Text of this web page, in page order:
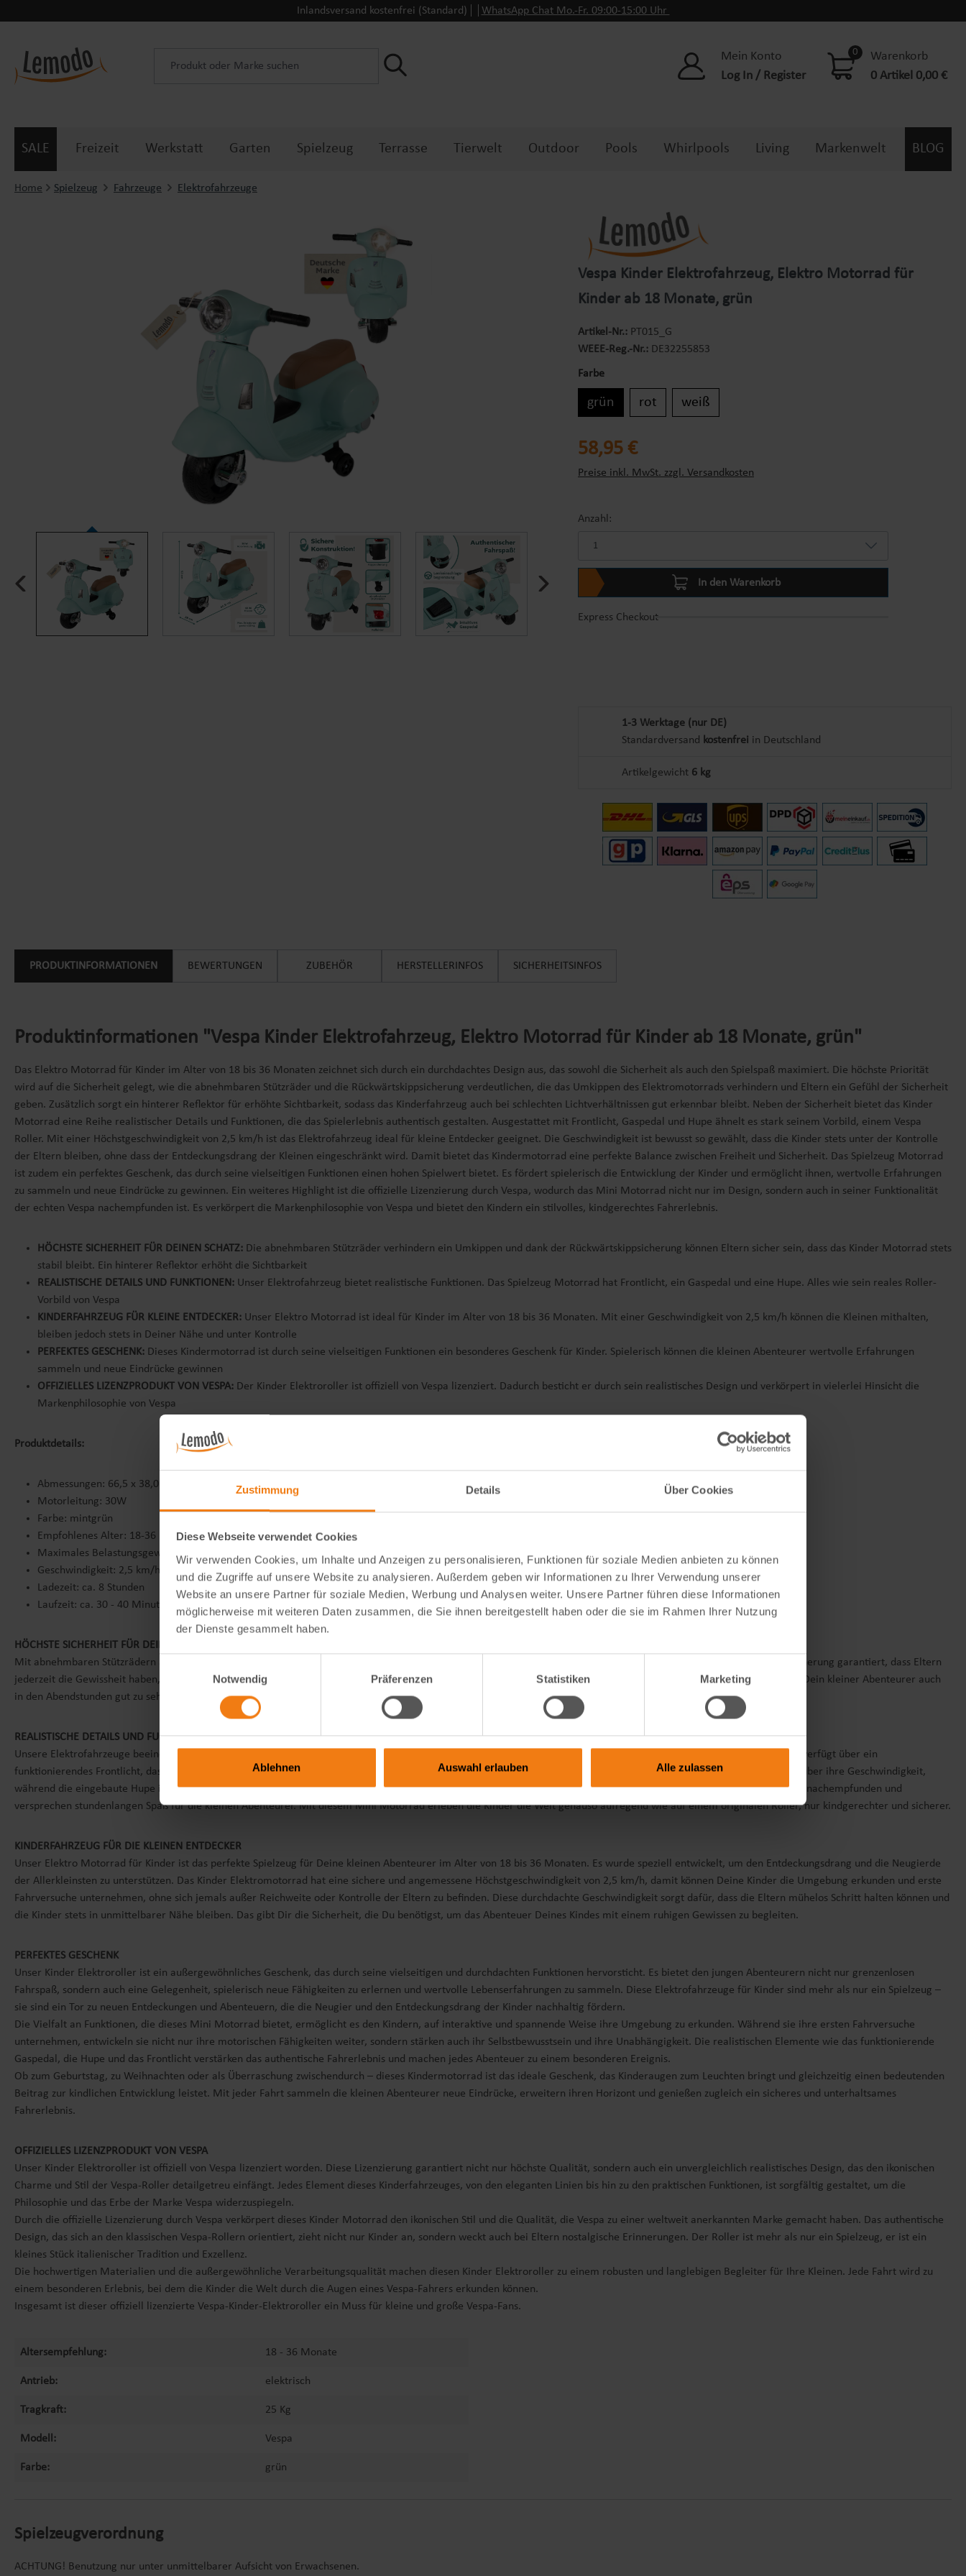
Zustimmung Details Über Cookies
Diese Webseite verwendet Cookies
Wir verwenden Cookies, um Inhalte und Anzeigen zu personalisieren, Funktionen für soziale Medien anbieten zu können
und die Zugriffe auf unsere Website zu analysieren. Außerdem geben wir Informationen zu Ihrer Verwendung unserer
Website an unsere Partner für soziale Medien, Werbung und Analysen weiter. Unsere Partner führen diese Informationen
möglicherweise mit weiteren Daten zusammen, die Sie ihnen bereitgestellt haben oder die sie im Rahmen Ihrer Nutzung
der Dienste gesammelt haben.
Notwendig
Präferenzen Statistiken Marketing
Ablehnen Auswahl erlauben Alle zulassen
Inlandsversand kostenfrei (Standard) WhatsApp Chat Mo.-Fr. 09:00-15:00 Uhr
Mein Konto
Log In / Register
0
Warenkorb
0 Artikel 0,00 €
SALE Freizeit Werkstatt Garten Spielzeug Terrasse Tierwelt Outdoor Pools Whirlpools Living Markenwelt BLOG
Home Spielzeug Fahrzeuge Elektrofahrzeuge
Vespa Kinder Elektrofahrzeug, Elektro Motorrad für
Kinder ab 18 Monate, grün
Artikel-Nr.: PT015_G
WEEE-Reg.-Nr.: DE32255853
Farbe
grün rot weiß
Regulärer Preis:
58,95 €
Preise inkl. MwSt. zzgl. Versandkosten
Anzahl:
In den Warenkorb
Express Checkout
1-3 Werktage (nur DE)
Standardversand kostenfrei in Deutschland
Artikelgewicht 6 kg
PRODUKTINFORMATIONEN BEWERTUNGEN ZUBEHÖR HERSTELLERINFOS SICHERHEITSINFOS
Produktinformationen "Vespa Kinder Elektrofahrzeug, Elektro Motorrad für Kinder ab 18 Monate, grün"
Das Elektro Motorrad für Kinder im Alter von 18 bis 36 Monaten zeichnet sich durch ein durchdachtes Design aus, das sowohl die Sicherheit als auch den Spielspaß maximiert. Die höchste Priorität
wird auf die Sicherheit gelegt, wie die abnehmbaren Stützräder und die Rückwärtskippsicherung verdeutlichen, die das Umkippen des Elektromotorrads verhindern und Eltern ein Gefühl der Sicherheit
geben. Zusätzlich sorgt ein hinterer Reflektor für erhöhte Sichtbarkeit, sodass das Kinderfahrzeug auch bei schlechten Lichtverhältnissen gut erkennbar bleibt. Neben der Sicherheit bietet das Kinder
Motorrad eine Reihe realistischer Details und Funktionen, die das Spielerlebnis authentisch gestalten. Ausgestattet mit Frontlicht, Gaspedal und Hupe ähnelt es stark seinem Vorbild, einem Vespa
Roller. Mit einer Höchstgeschwindigkeit von 2,5 km/h ist das Elektrofahrzeug ideal für kleine Entdecker geeignet. Die Geschwindigkeit ist bewusst so gewählt, dass die Kinder stets unter der Kontrolle
der Eltern bleiben, ohne dass der Entdeckungsdrang der Kleinen eingeschränkt wird. Damit bietet das Kindermotorrad eine perfekte Balance zwischen Freiheit und Sicherheit. Das Spielzeug Motorrad
ist zudem ein perfektes Geschenk, das durch seine vielseitigen Funktionen einen hohen Spielwert bietet. Es fördert spielerisch die Entwicklung der Kinder und ermöglicht ihnen, wertvolle Erfahrungen
zu sammeln und neue Eindrücke zu gewinnen. Ein weiteres Highlight ist die offizielle Lizenzierung durch Vespa, wodurch das Mini Motorrad nicht nur im Design, sondern auch in seiner Funktionalität
der echten Vespa nachempfunden ist. Es verkörpert die Markenphilosophie von Vespa und bietet den Kindern ein stilvolles, kindgerechtes Fahrerlebnis.
HÖCHSTE SICHERHEIT FÜR DEINEN SCHATZ: Die abnehmbaren Stützräder verhindern ein Umkippen und dank der Rückwärtskippsicherung können Eltern sicher sein, dass das Kinder Motorrad stets
stabil bleibt. Ein hinterer Reflektor erhöht die Sichtbarkeit
REALISTISCHE DETAILS UND FUNKTIONEN: Unser Elektrofahrzeug bietet realistische Funktionen. Das Spielzeug Motorrad hat Frontlicht, ein Gaspedal und eine Hupe. Alles wie sein reales Roller-
Vorbild von Vespa
KINDERFAHRZEUG FÜR KLEINE ENTDECKER: Unser Elektro Motorrad ist ideal für Kinder im Alter von 18 bis 36 Monaten. Mit einer Geschwindigkeit von 2,5 km/h können die Kleinen mithalten,
bleiben jedoch stets in Deiner Nähe und unter Kontrolle
PERFEKTES GESCHENK: Dieses Kindermotorrad ist durch seine vielseitigen Funktionen ein besonderes Geschenk für Kinder. Spielerisch können die kleinen Abenteurer wertvolle Erfahrungen
sammeln und neue Eindrücke gewinnen
OFFIZIELLES LIZENZPRODUKT VON VESPA: Der Kinder Elektroroller ist offiziell von Vespa lizenziert. Dadurch besticht er durch sein realistisches Design und verkörpert in vielerlei Hinsicht die
Markenphilosophie von Vespa
Produktdetails:
Abmessungen: 66,5 x 38,0 x 52,0 cm (L x B x H)
Motorleitung: 30W
Farbe: mintgrün
Empfohlenes Alter: 18-36 Monate
Maximales Belastungsgewicht: 25 kg
Geschwindigkeit: 2,5 km/h
Ladezeit: ca. 8 Stunden
Laufzeit: ca. 30 - 40 Minuten
HÖCHSTE SICHERHEIT FÜR DEINEN SCHATZ
Mit abnehmbaren Stützrädern ausgestattet, sorgt unser Kindermotorrad dafür, dass ein Umkippen nahezu ausgeschlossen ist. Die zusätzlich integrierte Rückwärtskippsicherung garantiert, dass Eltern
jederzeit die Gewissheit haben, dass das Kinderfahrzeug stabil bleibt. Darüber hinaus erhöhen das Frontlicht und ein hinterer Reflektor die Sichtbarkeit erheblich, sodass Dein kleiner Abenteurer auch
in den Abendstunden gut zu sehen ist.
REALISTISCHE DETAILS UND FUNKTIONEN
Unsere Elektrofahrzeuge beeindruckt durch eine Vielzahl an authentischen Details, die das Fahrerlebnis für Kinder besonders aufregend gestalten. Das Kinder Motorrad verfügt über ein
funktionierendes Frontlicht, das den Weg vor den kleinen Fahrern erhellt und für zusätzliche Sicherheit sorgt. Ein intuitives Gaspedal gibt den Kindern die volle Kontrolle über ihre Geschwindigkeit,
während die eingebaute Hupe ihnen die Möglichkeit bietet, sich wie echte Verkehrsteilnehmer zu fühlen. All diese Funktionen sind den echten Vespa Rollern detailgetreu nachempfunden und
versprechen stundenlangen Spaß für die kleinen Abenteurer. Mit diesem Mini Motorrad erleben die Kinder die Welt genauso aufregend wie auf einem originalen Roller, nur kindgerechter und sicherer.
KINDERFAHRZEUG FÜR DIE KLEINEN ENTDECKER
Unser Elektro Motorrad für Kinder ist das perfekte Spielzeug für Deine kleinen Abenteurer im Alter von 18 bis 36 Monaten. Es wurde speziell entwickelt, um den Entdeckungsdrang und die Neugierde
der Allerkleinsten zu unterstützen. Das Kinder Elektromotorrad hat eine sichere und angemessene Höchstgeschwindigkeit von 2,5 km/h, damit können Deine Kinder die Umgebung erkunden und erste
Fahrversuche unternehmen, ohne sich jemals außer Reichweite oder Kontrolle der Eltern zu befinden. Diese durchdachte Geschwindigkeit sorgt dafür, dass die Eltern mühelos Schritt halten können und
die Kinder stets in unmittelbarer Nähe bleiben. Das gibt Dir die Sicherheit, die Du benötigst, um das Abenteuer Deines Kindes mit einem ruhigen Gewissen zu begleiten.
PERFEKTES GESCHENK
Unser Kinder Elektroroller ist ein außergewöhnliches Geschenk, das durch seine vielseitigen und durchdachten Funktionen hervorsticht. Es bietet den jungen Abenteurern nicht nur grenzenlosen
Fahrspaß, sondern auch eine Gelegenheit, spielerisch neue Fähigkeiten zu erlernen und wertvolle Lebenserfahrungen zu sammeln. Diese Elektrofahrzeuge für Kinder sind mehr als nur ein Spielzeug –
sie sind ein Tor zu neuen Entdeckungen und Abenteuern, die die Neugier und den Entdeckungsdrang der Kinder nachhaltig fördern.
Die Vielfalt an Funktionen, die dieses Mini Motorrad bietet, ermöglicht es den Kindern, auf interaktive und spannende Weise ihre Umgebung zu erkunden. Während sie ihre ersten Fahrversuche
unternehmen, entwickeln sie nicht nur ihre motorischen Fähigkeiten weiter, sondern stärken auch ihr Selbstbewusstsein und ihre Unabhängigkeit. Die realistischen Elemente wie das funktionierende
Gaspedal, die Hupe und das Frontlicht verstärken das authentische Fahrerlebnis und machen jedes Abenteuer zu einem besonderen Ereignis.
Ob zum Geburtstag, zu Weihnachten oder als Überraschung zwischendurch – dieses Kindermotorrad ist das ideale Geschenk, das Kinderaugen zum Leuchten bringt und gleichzeitig einen bedeutenden
Beitrag zur kindlichen Entwicklung leistet. Mit jeder Fahrt sammeln die kleinen Abenteurer neue Eindrücke, erweitern ihren Horizont und genießen zugleich ein sicheres und unterhaltsames
Fahrerlebnis.
OFFIZIELLES LIZENZPRODUKT VON VESPA
Unser Kinder Elektroroller ist offiziell von Vespa lizenziert worden. Diese Lizenzierung garantiert nicht nur höchste Qualität, sondern auch ein unvergleichlich realistisches Design, das den ikonischen
Charme und Stil der Vespa-Roller detailgetreu einfängt. Jedes Element dieses Kinderfahrzeuges, von den eleganten Linien bis hin zu den praktischen Funktionen, ist sorgfältig gestaltet, um die
Philosophie und das Erbe der Marke Vespa widerzuspiegeln.
Durch die offizielle Lizenzierung durch Vespa verkörpert dieses Kinder Motorrad den ikonischen Stil und die Qualität, die Vespa zu einer weltweit anerkannten Marke gemacht haben. Das authentische
Design, das sich an den klassischen Vespa-Rollern orientiert, zieht nicht nur Kinder an, sondern weckt auch bei Eltern nostalgische Erinnerungen. Der Roller ist mehr als nur ein Spielzeug, er ist ein
kleines Stück italienischer Tradition und Exzellenz.
Die hochwertigen Materialien und die außergewöhnliche Verarbeitungsqualität machen diesen Kinder Elektroroller zu einem robusten und langlebigen Begleiter für Ihre Kleinen. Jede Fahrt wird zu
einem besonderen Erlebnis, bei dem die Kinder die Welt durch die Augen eines Vespa-Fahrers erkunden können.
Insgesamt ist dieser offiziell lizenzierte Vespa-Kinder-Elektroroller ein Muss für kleine und große Vespa-Fans.
Altersempfehlung: 18 - 36 Monate
Antrieb: elektrisch
Tragkraft: 25 Kg
Modell: Vespa
Farbe: grün
Spielzeugverordnung
ACHTUNG! Benutzung nur unter unmittelbarer Aufsicht von Erwachsenen.